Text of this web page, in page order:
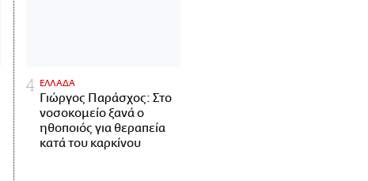
ΕΛΛΑΔΑ
Γιώργος Παράσχος: Στο
νοσοκομείο ξανά ο
ηθοποιός για θεραπεία
κατά του καρκίνου